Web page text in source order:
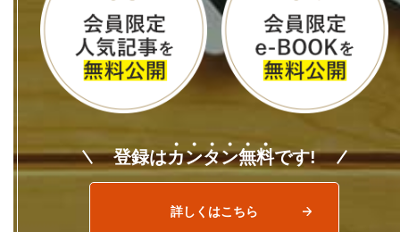
登録はカンタン無料です!
詳しくはこちら